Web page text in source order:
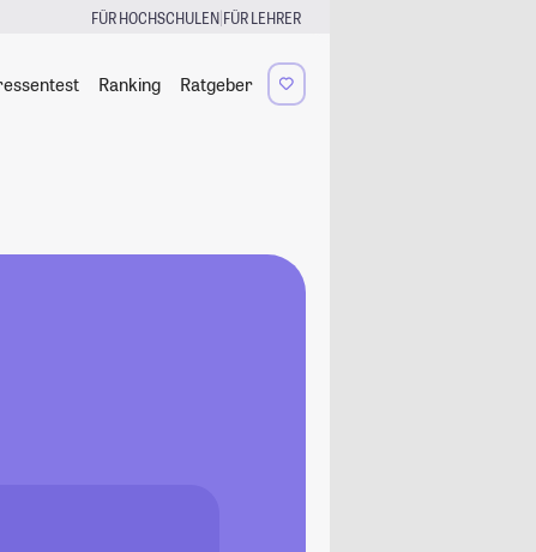
FÜR HOCHSCHULEN|FÜR LEHRER
Ranking Ratgeber